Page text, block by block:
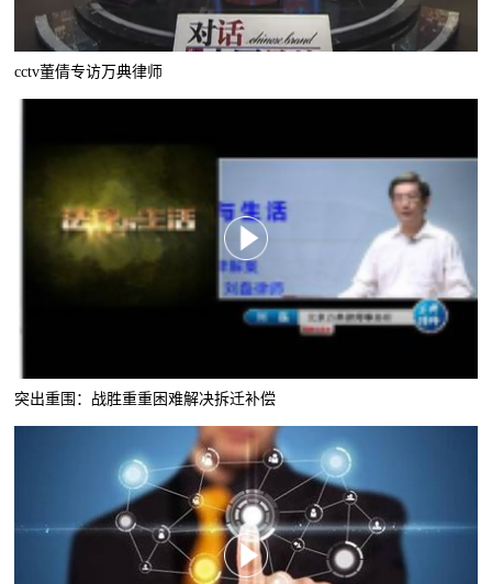
cctv董倩专访万典律师
突出重围：战胜重重困难解决拆迁补偿